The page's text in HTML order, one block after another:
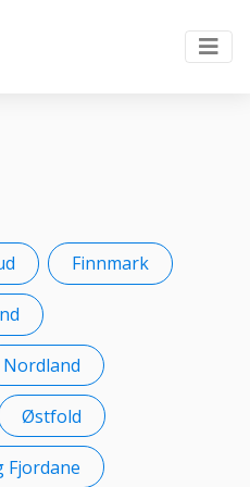
Finnmark
Nordland
Østfold
Fjordane